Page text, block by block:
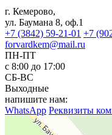
г. Кемерово,
ул. Баумана 8, оф.1
+7 (3842) 59-21-01 +7
forvardkem@mail.ru
ПН-ПТ
с 8:00 до 17:00
СБ-ВС
Выходные
напишите нам:
WhatsApp Реквизиты